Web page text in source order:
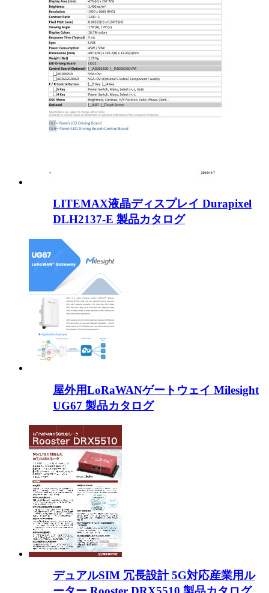
LITEMAX液晶ディスプレイ Durapixel
DLH2137-E 製品カタログ
屋外用LoRaWANゲートウェイ Milesight
UG67 製品カタログ
デュアルSIM 冗長設計 5G対応産業用ル